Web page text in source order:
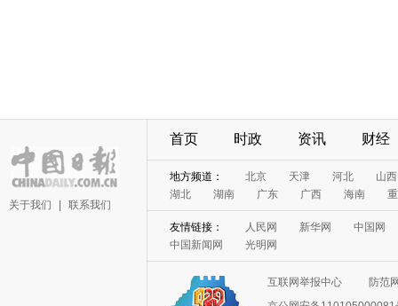
关于我们 联系我们
首页 时政 资讯 财经
地方频道： 北京 天津 河北
山西
湖北
湖南 广东 广西 海南
友情链接： 人民网 新华网
中国网
中国新闻网
光明网
互联网举报中心
防范